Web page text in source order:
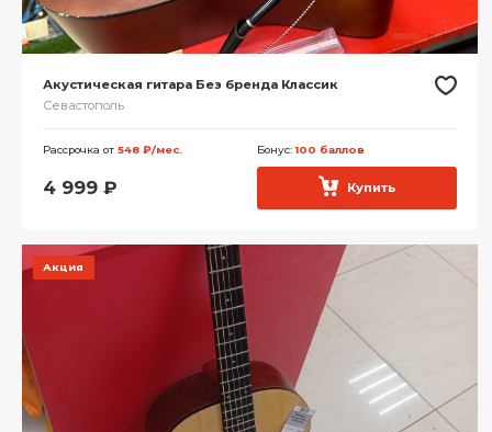
Акустическая гитара Без бренда Классик
Севастополь
Рассрочка от 548 ₽/мес. Бонус:100 баллов
4 999 ₽ Купить
Акция